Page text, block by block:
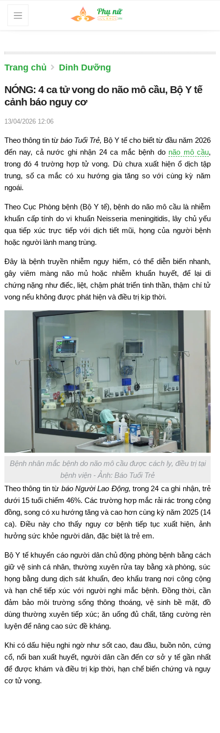
Trang chủ Dinh Dưỡng
NÓNG: 4 ca tử vong do não mô cầu, Bộ Y tế
cảnh báo nguy cơ
13/04/2026 12:06
Theo thông tin từ báo Tuổi Trẻ, Bộ Y tế cho biết từ đầu năm 2026
đến nay, cả nước ghi nhận 24 ca mắc bệnh do não mô cầu,
trong đó 4 trường hợp tử vong. Dù chưa xuất hiện ổ dịch tập
trung, số ca mắc có xu hướng gia tăng so với cùng kỳ năm
ngoái.
Theo Cục Phòng bệnh (Bộ Y tế), bệnh do não mô cầu là nhiễm
khuẩn cấp tính do vi khuẩn Neisseria meningitidis, lây chủ yếu
qua tiếp xúc trực tiếp với dịch tiết mũi, họng của người bệnh
hoặc người lành mang trùng.
Đây là bệnh truyền nhiễm nguy hiểm, có thể diễn biến nhanh,
gây viêm màng não mủ hoặc nhiễm khuẩn huyết, để lại di
chứng nặng như điếc, liệt, chậm phát triển tinh thần, thậm chí tử
vong nếu không được phát hiện và điều trị kịp thời.
Bệnh nhân mắc bệnh do não mô cầu được cách ly, điều trị tại
bệnh viện - Ảnh: Báo Tuổi Trẻ
Theo thông tin từ báo Người Lao Động, trong 24 ca ghi nhận, trẻ
dưới 15 tuổi chiếm 46%. Các trường hợp mắc rải rác trong cộng
đồng, song có xu hướng tăng và cao hơn cùng kỳ năm 2025 (14
ca). Điều này cho thấy nguy cơ bệnh tiếp tục xuất hiện, ảnh
hưởng sức khỏe người dân, đặc biệt là trẻ em.
Bộ Y tế khuyến cáo người dân chủ động phòng bệnh bằng cách
giữ vệ sinh cá nhân, thường xuyên rửa tay bằng xà phòng, súc
họng bằng dung dịch sát khuẩn, đeo khẩu trang nơi công cộng
và hạn chế tiếp xúc với người nghi mắc bệnh. Đồng thời, cần
đảm bảo môi trường sống thông thoáng, vệ sinh bề mặt, đồ
dùng thường xuyên tiếp xúc; ăn uống đủ chất, tăng cường rèn
luyện để nâng cao sức đề kháng.
Khi có dấu hiệu nghi ngờ như sốt cao, đau đầu, buồn nôn, cứng
cổ, nổi ban xuất huyết, người dân cần đến cơ sở y tế gần nhất
để được khám và điều trị kịp thời, hạn chế biến chứng và nguy
cơ tử vong.